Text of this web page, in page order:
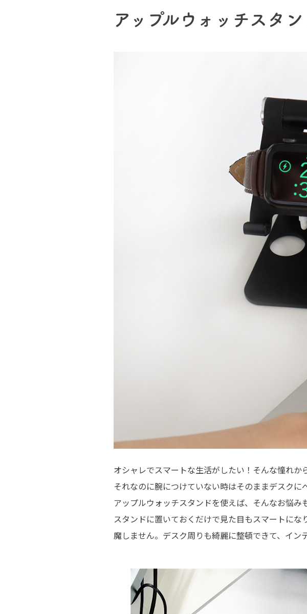
アップルウォッチスタ
オシャレでスマートな生活がしたい！そんな憧れか
それなのに腕につけていない時はそのままデスクに
アップルウォッチスタンドを使えば、そんなお悩み
スタンドに置いておくだけで見た目もスマートに
魔しません。デスク周りも綺麗に整頓できて、イン